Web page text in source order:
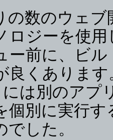
の数のウェ
ロジーを使
ー前に、ビ
良くありま
は別のアプ
個別に実行
した。